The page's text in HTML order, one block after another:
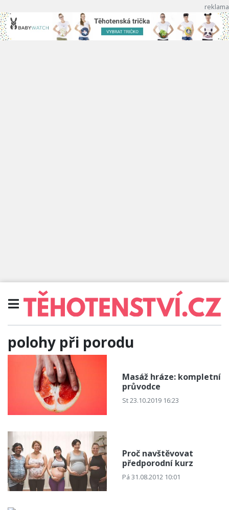
polohy při porodu
Masáž hráze: kompletní
průvodce
St 23.10.2019 16:23
Proč navštěvovat
předporodní kurz
Pá 31.08.2012 10:01